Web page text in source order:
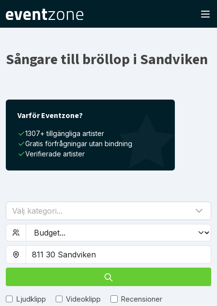
Sångare till bröllop i Sandviken
Varför Eventzone?
1307+ tillgängliga artister
Gratis förfrågningar utan bindning
Verifierade artister
Välj kategori...
Ljudklipp Videoklipp Recensioner